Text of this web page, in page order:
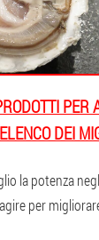
PER
DEI
la potenza
per